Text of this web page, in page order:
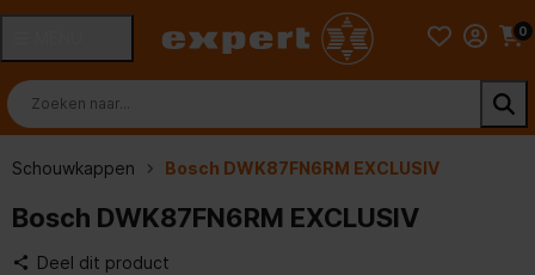
0
Schouwkappen Bosch DWK87FN6RM EXCLUSIV
Bosch DWK87FN6RM EXCLUSIV
Deel dit product